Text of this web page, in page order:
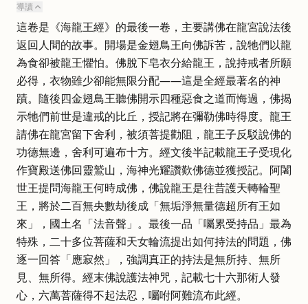
導讀
這卷是《海龍王經》的最後一卷，主要講佛在龍宮說法後
返回人間的故事。開場是金翅鳥王向佛訴苦，說牠們以龍
為食卻被龍王懼怕。佛脫下皂衣分給龍王，說持戒者所願
必得，衣物雖少卻能無限分配——這是全經最著名的神
蹟。隨後四金翅鳥王聽佛開示四種惡食之道而悔過，佛揭
示牠們前世是違戒的比丘，授記將在彌勒佛時得度。龍王
請佛在龍宮留下舍利，被須菩提勸阻，龍王子反駁說佛的
功德無邊，舍利可遍布十方。經文後半記載龍王子受現化
作寶殿送佛回靈鷲山，海神光耀讚歎佛德並獲授記。阿闍
世王提問海龍王何時成佛，佛說龍王是往昔護天轉輪聖
王，將於二百無央數劫後成「無垢淨無量德超所有王如
來」，國土名「法音聲」。最後一品「囑累受持品」最為
特殊，二十多位菩薩和天女輪流提出如何持法的問題，佛
逐一回答「應寂然」，強調真正的持法是無所持、無所
見、無所得。經末佛說護法神咒，記載七十六那術人發
心，六萬菩薩得不起法忍，囑咐阿難流布此經。